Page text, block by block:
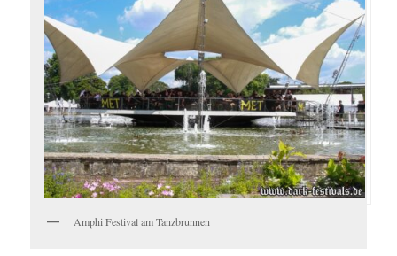
Amphi Festival am Tanzbrunnen